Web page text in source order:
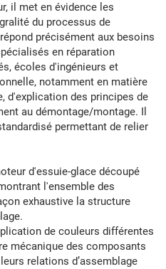
il met en évidence les
du processus de
précisément aux besoins
en réparation
écoles d'ingénieurs et
notamment en matière
d'explication des principes de
au démontage/montage. Il
permettant de relier
d'essuie-glace découpé
l'ensemble des
exhaustive la structure
de couleurs différentes
mécanique des composants
relations d’assemblage